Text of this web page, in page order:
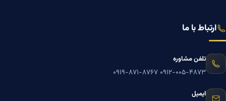
ارتباط با ما
تلفن مشاوره
۰۹۱۲-۰۰۵-۴۸۷۳ ۰۹۱۹-۸۷۱-۸۷۶۷
ایمیل